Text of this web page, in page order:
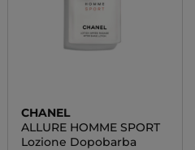
CHANEL
ALLURE HOMME SPORT
Lozione Dopobarba